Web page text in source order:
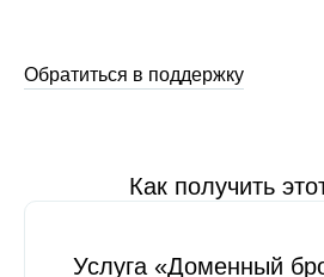
Обратиться в поддержку
Как получить
Услуга «Доменный